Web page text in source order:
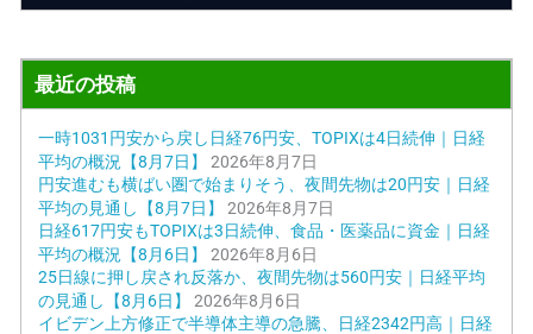
最近の投稿
一時1031円安から戻し日経76円安、TOPIXは4日続伸｜日経
平均の概況【8月7日】
2026年8月7日
円安進むも横ばい圏で始まりそう、夜間先物は20円安｜日経
平均の見通し【8月7日】
2026年8月7日
日経617円安もTOPIXは3日続伸、食品・医薬品に資金｜日経
平均の概況【8月6日】
2026年8月6日
25日線に押し戻され反落か、夜間先物は560円安｜日経平均
の見通し【8月6日】
2026年8月6日
イビデン上方修正で半導体主導の急騰、日経2342円高｜日経